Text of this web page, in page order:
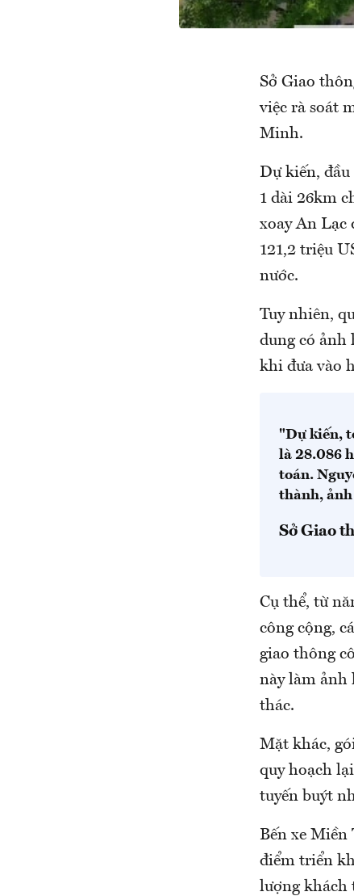
Sở Giao
việc rà soát
Minh.
Dự kiến,
1 dài 26km
xoay An Lạc
121,2 triệu
nước.
Tuy nhiên,
dung có ảnh
khi đưa vào
"Dự kiến,
là 28.086
toán.
thành, ảnh
Sở Giao
Cụ thể, từ
công cộng,
giao thông
này làm ảnh
thác.
Mặt khác,
quy hoạch
tuyến buýt
Bến xe Miền
điểm triển
lượng khách